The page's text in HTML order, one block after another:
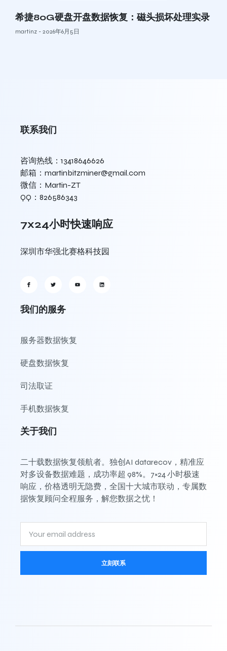
希捷80G硬盘开盘数据恢复：磁头损坏处理实录
martinz 2026年6月5日
联系我们
咨询热线：13418646626
邮箱：martinbitzminer@gmail.com
微信：Martin-ZT
QQ：826586343
7x24小时快速响应
深圳市华强北赛格科技园
我们的服务
服务器数据恢复
硬盘数据恢复
司法取证
手机数据恢复
关于我们
二十载数据恢复领航者。独创AI datarecov，精准应
对多设备数据难题，成功率超 98%。7×24 小时极速
响应，价格透明无隐费，全国十大城市联动，专属数
据恢复顾问全程服务，解您数据之忧！
立刻联系